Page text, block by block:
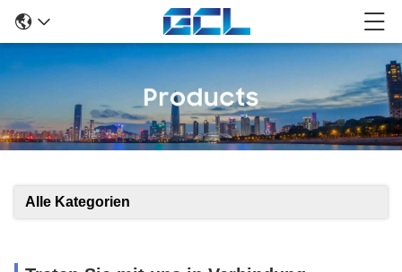
Alle Kategorien